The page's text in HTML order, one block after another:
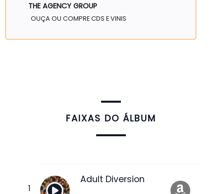
THE AGENCY GROUP
OUÇA OU COMPRE CDS E VINIS
FAIXAS DO ÁLBUM
Adult Diversion